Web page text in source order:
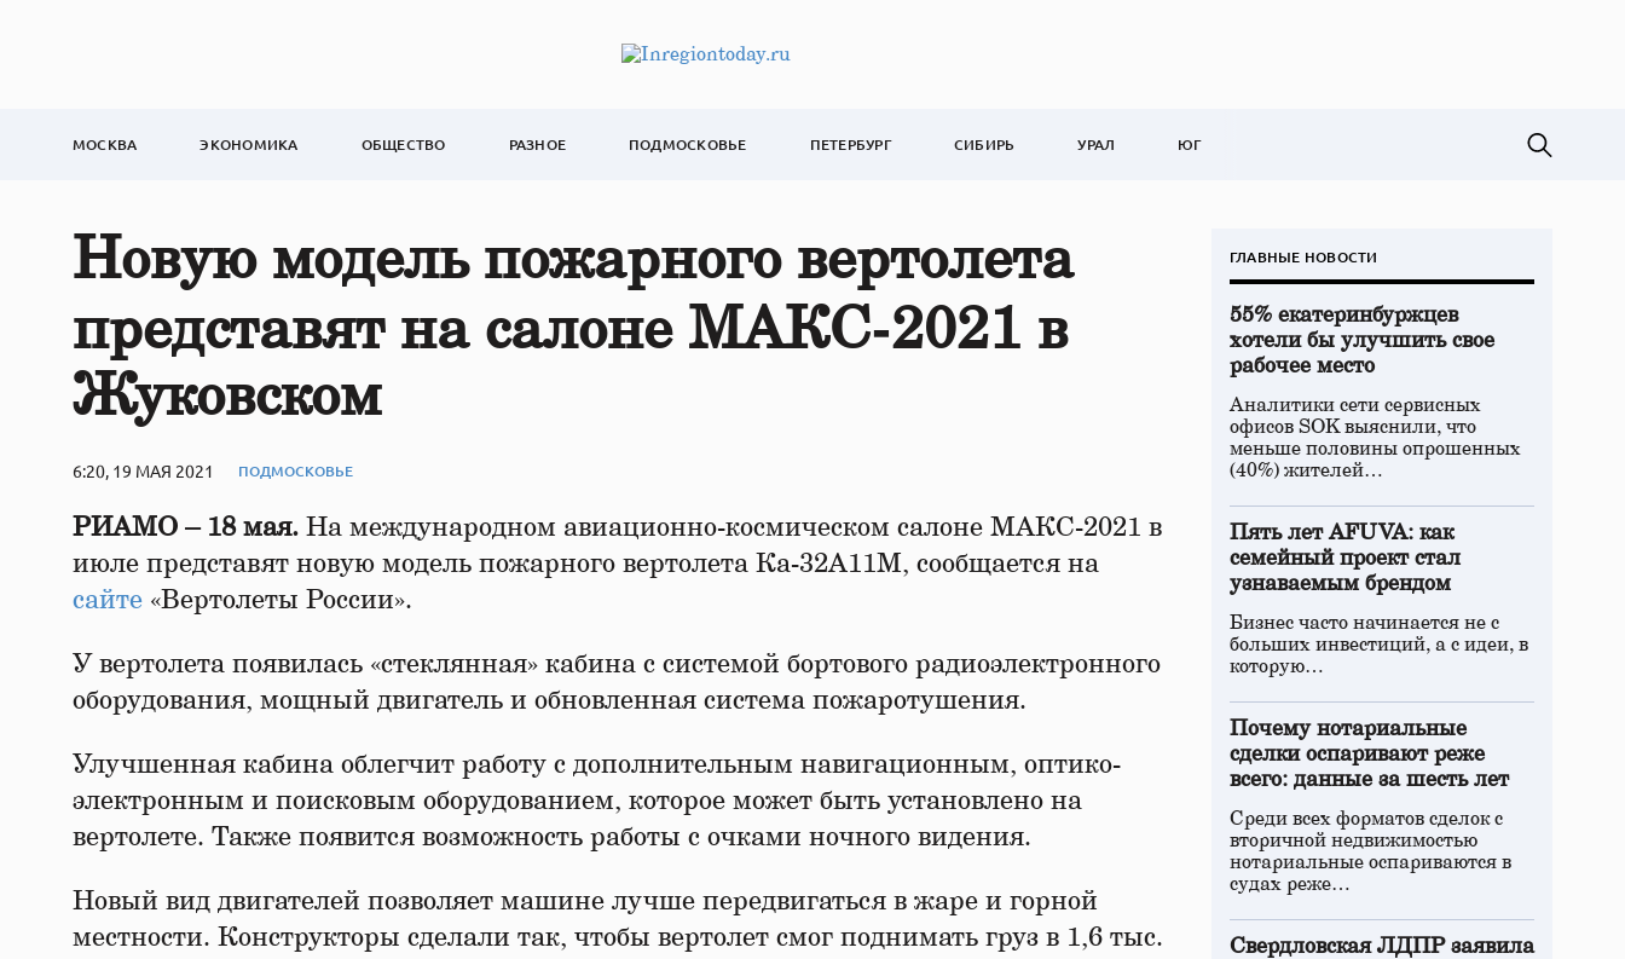
МОСКВА ЭКОНОМИКА ОБЩЕСТВО РАЗНОЕ ПОДМОСКОВЬЕ ПЕТЕРБУРГ СИБИРЬ УРАЛ ЮГ
Новую модель пожарного вертолета
представят на салоне МАКС‑2021 в
Жуковском
6:20, 19 МАЯ 2021 ПОДМОСКОВЬЕ
РИАМО – 18 мая. На международном авиационно-космическом салоне МАКС-2021 в
июле представят новую модель пожарного вертолета Ка-32А11М, сообщается на
сайте «Вертолеты России».
У вертолета появилась «стеклянная» кабина с системой бортового радиоэлектронного
оборудования, мощный двигатель и обновленная система пожаротушения.
Улучшенная кабина облегчит работу с дополнительным навигационным, оптико-
электронным и поисковым оборудованием, которое может быть установлено на
вертолете. Также появится возможность работы с очками ночного видения.
Новый вид двигателей позволяет машине лучше передвигаться в жаре и горной
местности. Конструкторы сделали так, чтобы вертолет смог поднимать груз в 1,6 тыс.
ГЛАВНЫЕ НОВОСТИ
55% екатеринбуржцев
хотели бы улучшить свое
рабочее место
Аналитики сети сервисных
офисов SOK выяснили, что
меньше половины опрошенных
(40%) жителей…
Пять лет AFUVA: как
семейный проект стал
узнаваемым брендом
Бизнес часто начинается не с
больших инвестиций, а с идеи, в
которую…
Почему нотариальные
сделки оспаривают реже
всего: данные за шесть лет
Среди всех форматов сделок с
вторичной недвижимостью
нотариальные оспариваются в
судах реже…
Свердловская ЛДПР заявила